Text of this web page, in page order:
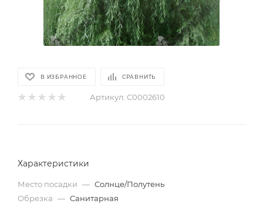
В ИЗБРАННОЕ СРАВНИТЬ
Артикул: С0002610
Характеристики
Место посадки — Солнце/Полутень
Обрезка — Санитарная